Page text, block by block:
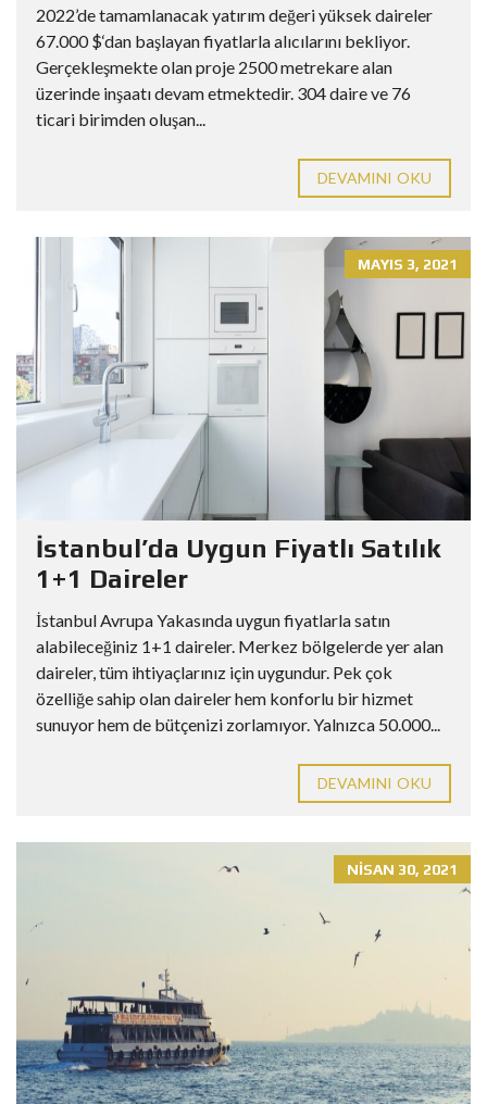
2022’de tamamlanacak yatırım değeri yüksek daireler
67.000 $‘dan başlayan fiyatlarla alıcılarını bekliyor.
Gerçekleşmekte olan proje 2500 metrekare alan
üzerinde inşaatı devam etmektedir. 304 daire ve 76
ticari birimden oluşan...
DEVAMINI OKU
MAYIS 3, 2021
İstanbul’da Uygun Fiyatlı Satılık
1+1 Daireler
İstanbul Avrupa Yakasında uygun fiyatlarla satın
alabileceğiniz 1+1 daireler. Merkez bölgelerde yer alan
daireler, tüm ihtiyaçlarınız için uygundur. Pek çok
özelliğe sahip olan daireler hem konforlu bir hizmet
sunuyor hem de bütçenizi zorlamıyor. Yalnızca 50.000...
DEVAMINI OKU
NISAN 30, 2021